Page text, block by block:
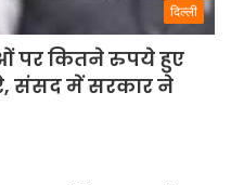
दिल्ली
पर कितने रुपये हुए
संसद में सरकार ने